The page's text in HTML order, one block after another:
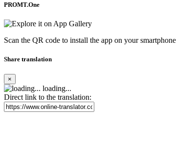
PROMT.One
Scan the QR code to install the app on your smartphone
Share translation
×
loading...
Direct link to the translation: